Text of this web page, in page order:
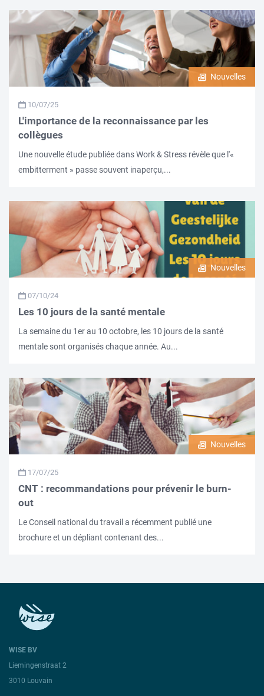
Nouvelles
10/07/25
L'importance de la reconnaissance par les
collègues
Une nouvelle étude publiée dans Work & Stress révèle que l'«
embitterment » passe souvent inaperçu,...
Nouvelles
07/10/24
Les 10 jours de la santé mentale
La semaine du 1er au 10 octobre, les 10 jours de la santé
mentale sont organisés chaque année. Au...
Nouvelles
17/07/25
CNT : recommandations pour prévenir le burn-
out
Le Conseil national du travail a récemment publié une
brochure et un dépliant contenant des...
WISE BV
Liemingenstraat 2
3010 Louvain